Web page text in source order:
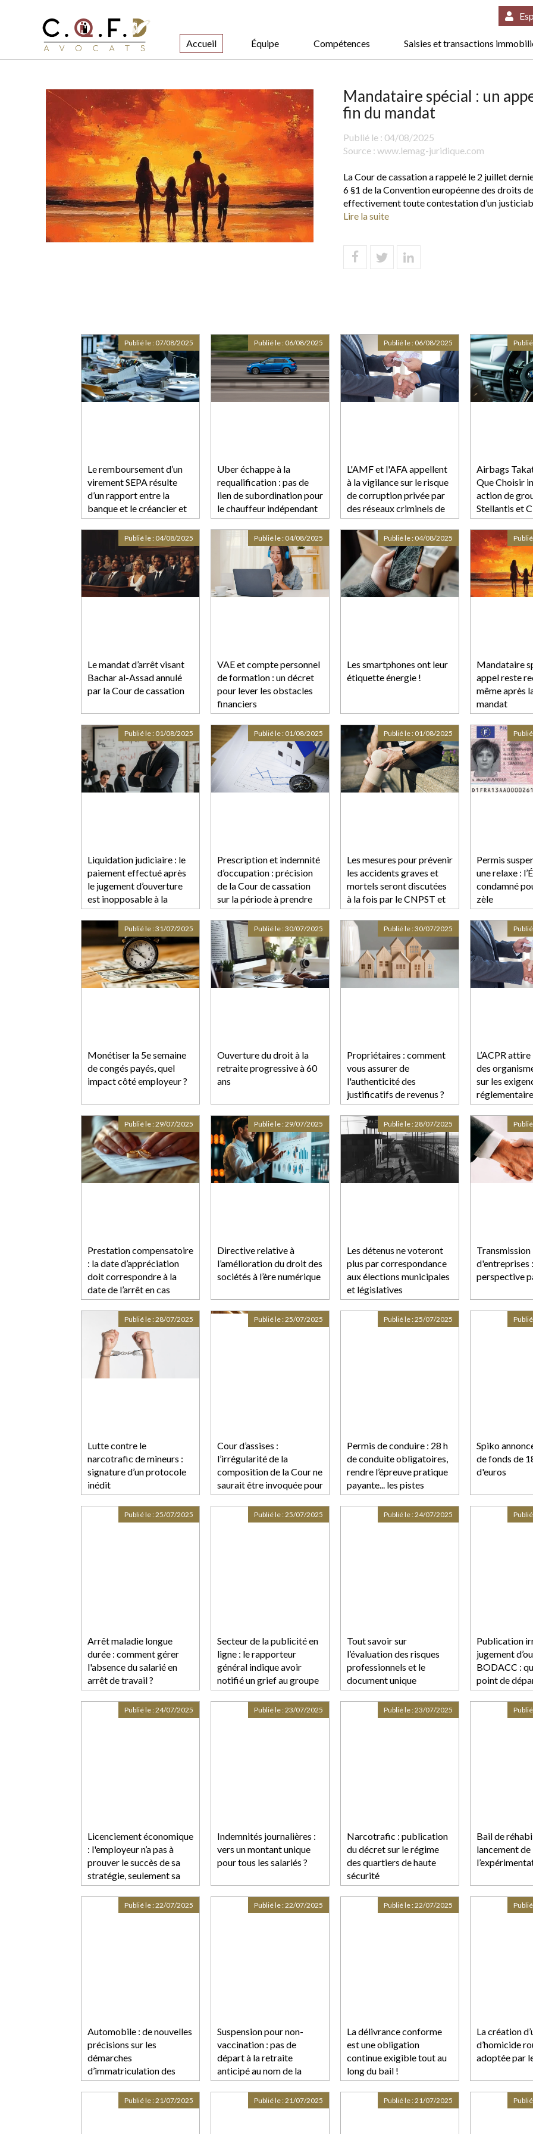
Accueil Équipe Compétences Saisies et transactions
Mandataire spécial : un
fin du mandat
Publié le : 04/08/2025
Source : www.lemag-juridique.com
La Cour de cassation a rappelé le 2 juillet
6 §1 de la Convention européenne des droits
effectivement toute contestation d’un
Lire la suite
Le remboursement d’un
virement SEPA résulte
d’un rapport entre la
banque et le créancier et
échappe donc au gel des
créances antérieurs !
Publié le : 07/08/2025
Uber échappe à la
requalification : pas de
lien de subordination pour
le chauffeur indépendant
Publié le : 06/08/2025
L'AMF et l'AFA appellent
à la vigilance sur le risque
de corruption privée par
des réseaux criminels de
personnes physiques
ayant accès à des
informations privilégiées
Publié le : 06/08/2025
Airbags
Que Choisir
action de
Stellantis et
Le mandat d’arrêt visant
Bachar al-Assad annulé
par la Cour de cassation
Publié le : 04/08/2025
VAE et compte personnel
de formation : un décret
pour lever les obstacles
financiers
Publié le : 04/08/2025
Les smartphones ont leur
étiquette énergie !
Publié le : 04/08/2025
Mandataire
appel reste
même après
mandat
Liquidation judiciaire : le
paiement effectué après
le jugement d’ouverture
est inopposable à la
procédure !
Publié le : 01/08/2025
Prescription et indemnité
d’occupation : précision
de la Cour de cassation
sur la période à prendre
en compte
Publié le : 01/08/2025
Les mesures pour prévenir
les accidents graves et
mortels seront discutées
à la fois par le CNPST et
dans la "large"
négociation
interprofessionnelle sur le
travail
Publié le : 01/08/2025
Permis
une relaxe :
condamné
zèle
Monétiser la 5e semaine
de congés payés, quel
impact côté employeur ?
Publié le :31/07/2025
Ouverture du droit à la
retraite progressive à 60
ans
Publié le :30/07/2025
Propriétaires : comment
vous assurer de
l'authenticité des
justificatifs de revenus ?
Publié le :30/07/2025
L’ACPR
des
sur les
pratiques
prévenir
comptes à
blanchiment
de fraudes ou
Prestation compensatoire
: la date d’appréciation
doit correspondre à la
date de l’arrêt en cas
d’appel sur le divorce
Publié le :29/07/2025
Directive relative à
l’amélioration du droit des
sociétés à l’ère numérique
Publié le :29/07/2025
Les détenus ne voteront
plus par correspondance
aux élections municipales
et législatives
Publié le :28/07/2025
Transmission
d'entreprises
perspective
Lutte contre le
narcotrafic de mineurs :
signature d’un protocole
inédit
Publié le :28/07/2025
Cour d’assises :
l’irrégularité de la
composition de la Cour ne
saurait être invoquée pour
la première fois devant la
Cour de cassation !
Publié le :25/07/2025
Permis de conduire : 28 h
de conduite obligatoires,
rendre l’épreuve pratique
payante... les pistes
proposées par les auto-
Publié le :25/07/2025
Spiko
de fonds de
d'euros
Arrêt maladie longue
durée : comment gérer
l'absence du salarié en
arrêt de travail ?
Publié le :25/07/2025
Secteur de la publicité en
ligne : le rapporteur
général indique avoir
notifié un grief au groupe
Meta
Publié le :25/07/2025
Tout savoir sur
l’évaluation des risques
professionnels et le
document unique
Publié le :24/07/2025
Publication
jugement
BODACC :
point de
de
créances ?
Licenciement économique
: l'employeur n’a pas à
prouver le succès de sa
stratégie, seulement sa
réaction face aux
difficultés
Publié le :24/07/2025
Indemnités journalières :
vers un montant unique
pour tous les salariés ?
Publié le :23/07/2025
Narcotrafic : publication
du décret sur le régime
des quartiers de haute
sécurité
Publié le :23/07/2025
Bail de
lancement de
Automobile : de nouvelles
précisions sur les
démarches
d’immatriculation des
véhicules
Publié le :22/07/2025
Suspension pour non-
vaccination : pas de
départ à la retraite
anticipé au nom de la
Constitution
Publié le :22/07/2025
La délivrance conforme
est une obligation
continue exigible tout au
long du bail !
Publié le :22/07/2025
La création
d’homicide
adoptée par
Publié le :21/07/2025 Publié le :21/07/2025 Publié le :21/07/2025